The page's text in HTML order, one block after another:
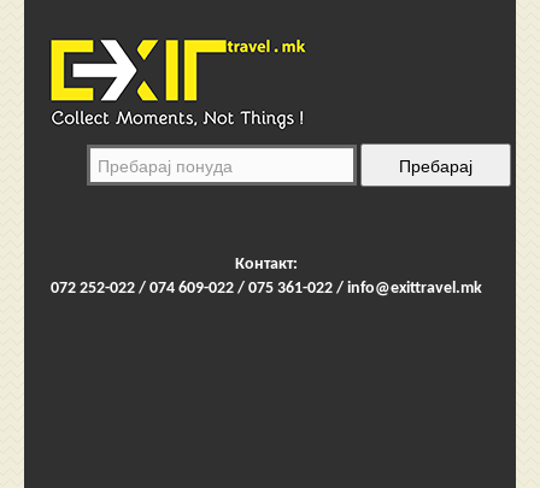
Контакт:
072 252-022 / 074 609-022 / 075 361-022 / info@exittravel.mk